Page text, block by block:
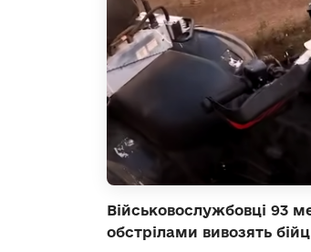
Військовослужбовці 93
обстрілами вивозять